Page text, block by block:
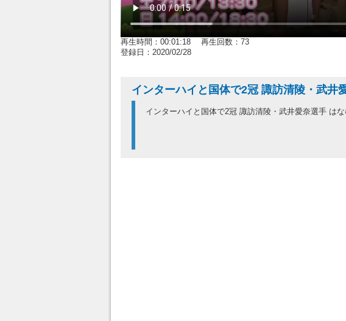
再生時間：00:01:18 再生回数：73
登録日：2020/02/28
インターハイと国体で2冠 諏訪清陵・武井
インターハイと国体で2冠 諏訪清陵・武井愛奈選手 は